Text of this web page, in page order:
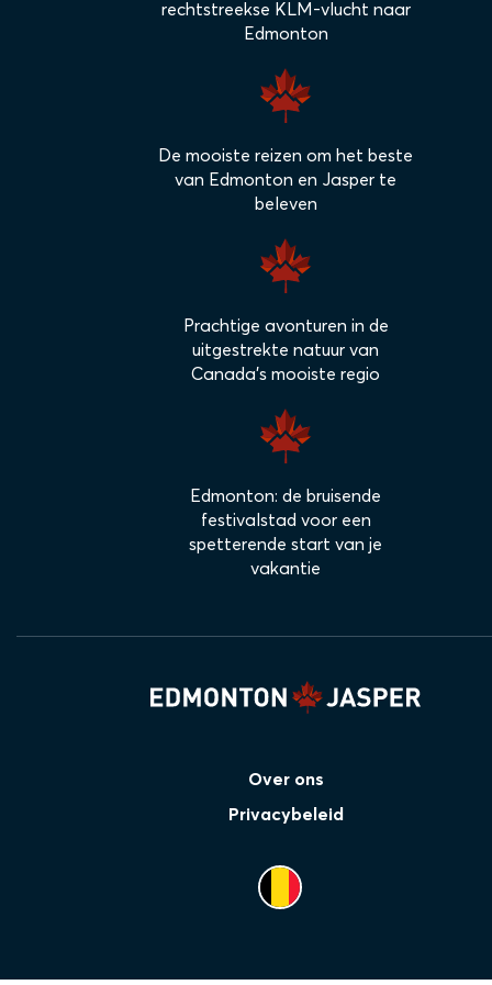
rechtstreekse KLM-vlucht naar
Edmonton
De mooiste reizen om het beste
van Edmonton en Jasper te
beleven
Prachtige avonturen in de
uitgestrekte natuur van
Canada's mooiste regio
Edmonton: de bruisende
festivalstad voor een
spetterende start van je
vakantie
Over ons
Privacybeleid